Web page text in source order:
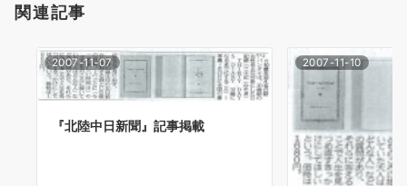
ン
関連記事
2007-11-07
『北陸中日新聞』記事掲載
2007-11-10